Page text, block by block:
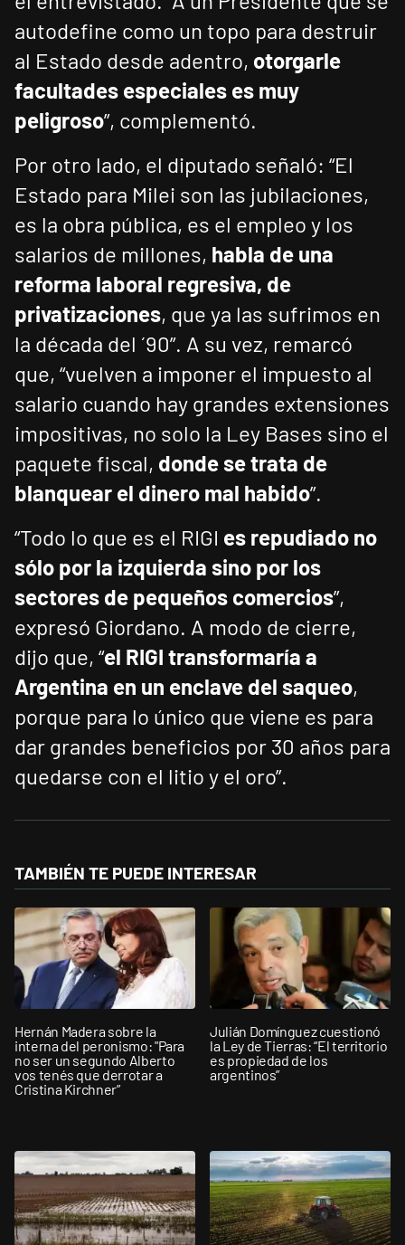
autodefine como un topo para destruir
al Estado desde adentro, otorgarle
facultades especiales es muy
peligroso”, complementó.
Por otro lado, el diputado señaló: “El
Estado para Milei son las jubilaciones,
es la obra pública, es el empleo y los
salarios de millones, habla de una
reforma laboral regresiva, de
privatizaciones, que ya las sufrimos en
la década del ´90”. A su vez, remarcó
que, “vuelven a imponer el impuesto al
salario cuando hay grandes extensiones
impositivas, no solo la Ley Bases sino el
paquete fiscal, donde se trata de
blanquear el dinero mal habido”.
“Todo lo que es el RIGI es repudiado no
sólo por la izquierda sino por los
sectores de pequeños comercios”,
expresó Giordano. A modo de cierre,
dijo que, “el RIGI transformaría a
Argentina en un enclave del saqueo,
porque para lo único que viene es para
dar grandes beneficios por 30 años para
quedarse con el litio y el oro”.
TAMBIÉN TE PUEDE INTERESAR
Hernán Madera sobre la
interna del peronismo: "Para
no ser un segundo Alberto
vos tenés que derrotar a
Cristina Kirchner”
Julián Domínguez cuestionó
la Ley de Tierras: “El territorio
es propiedad de los
argentinos”